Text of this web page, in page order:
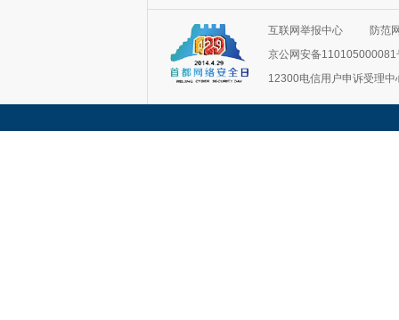
互联网举报中心
防范
京公网安备110105000081
12300电信用户申诉受理中